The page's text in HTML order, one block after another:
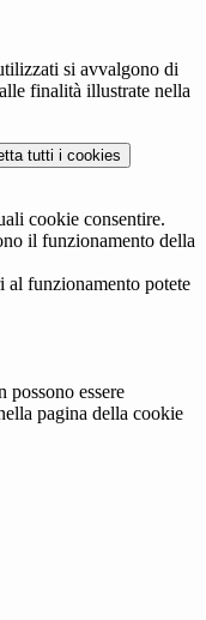
si avvalgono di
finalità illustrate nella
tutti i cookies
cookie consentire.
il funzionamento della
al funzionamento potete
possono essere
pagina della cookie